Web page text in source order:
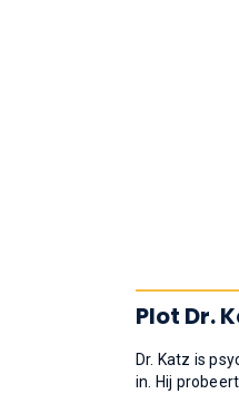
Plot Dr.
Dr. Katz is
in. Hij